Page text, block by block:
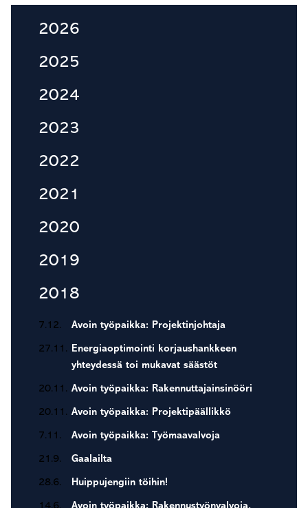
Ensisijainen
sivupalkki
2026
2025
2024
2023
2022
2021
2020
2019
2018
7.12. Avoin työpaikka: Projektinjohtaja
27.11. Energiaoptimointi korjaushankkeen
yhteydessä toi mukavat säästöt
20.11. Avoin työpaikka: Rakennuttajainsinööri
20.11. Avoin työpaikka: Projektipäällikkö
7.11. Avoin työpaikka: Työmaavalvoja
21.9. Gaalailta
28.6. Huippujengiin töihin!